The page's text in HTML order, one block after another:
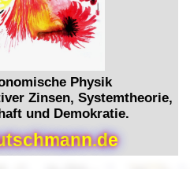
Physik
Zinsen, Systemtheorie,
und Demokratie.
tschmann.de